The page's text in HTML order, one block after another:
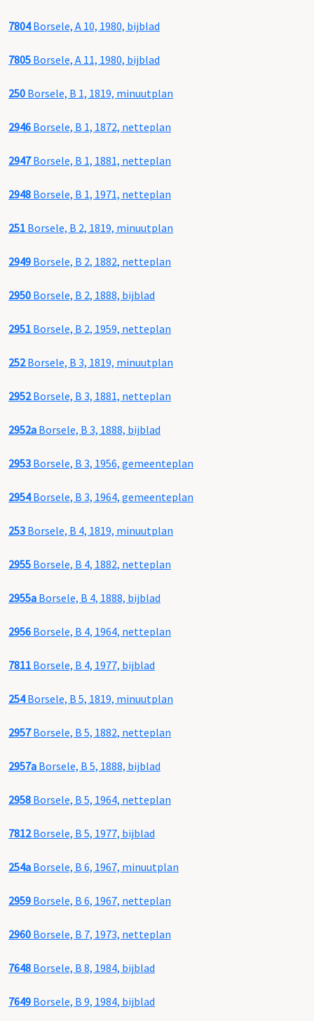
7804Borsele, A 10, 1980, bijblad
7805 Borsele, A 11, 1980, bijblad
250 Borsele, B 1, 1819, minuutplan
2946 Borsele, B 1, 1872, netteplan
2947Borsele, B 1, 1881, netteplan
2948 Borsele, B 1, 1971, netteplan
251 Borsele, B 2, 1819, minuutplan
2949 Borsele, B 2, 1882, netteplan
2950 Borsele, B 2, 1888, bijblad
2951 Borsele, B 2, 1959, netteplan
252Borsele, B 3, 1819, minuutplan
2952Borsele, B 3, 1881, netteplan
2952a Borsele, B 3, 1888, bijblad
2953 Borsele, B 3, 1956, gemeenteplan
2954Borsele, B 3, 1964, gemeenteplan
253 Borsele, B 4, 1819, minuutplan
2955 Borsele, B 4, 1882, netteplan
2955a Borsele, B 4, 1888, bijblad
2956 Borsele, B 4, 1964, netteplan
7811 Borsele, B 4, 1977, bijblad
254Borsele, B 5, 1819, minuutplan
2957Borsele, B 5, 1882, netteplan
2957a Borsele, B 5, 1888, bijblad
2958 Borsele, B 5, 1964, netteplan
7812Borsele, B 5, 1977, bijblad
254a Borsele, B 6, 1967, minuutplan
2959 Borsele, B 6, 1967, netteplan
2960 Borsele, B 7, 1973, netteplan
7648 Borsele, B 8, 1984, bijblad
7649 Borsele, B 9, 1984, bijblad